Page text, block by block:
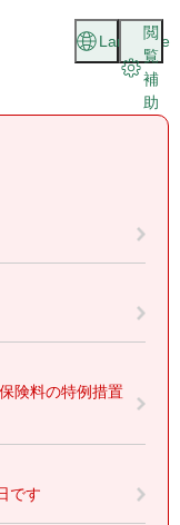
閲
覧
補
助
Language
険料の特例措置
です